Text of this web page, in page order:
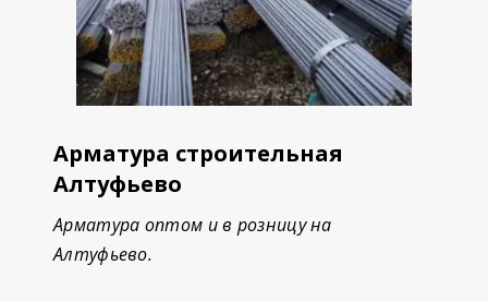
Арматура строительная
Алтуфьево
Арматура оптом и в розницу на
Алтуфьево.